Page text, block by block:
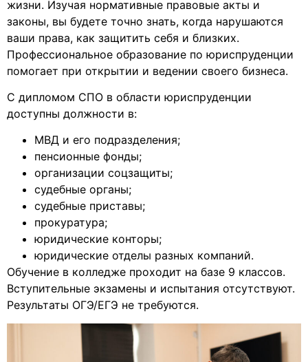
жизни. Изучая нормативные правовые акты и
законы, вы будете точно знать, когда нарушаются
ваши права, как защитить себя и близких.
Профессиональное образование по юриспруденции
помогает при открытии и ведении своего бизнеса.
С дипломом СПО в области юриспруденции
доступны должности в:
МВД и его подразделения;
пенсионные фонды;
организации соцзащиты;
судебные органы;
судебные приставы;
прокуратура;
юридические конторы;
юридические отделы разных компаний.
Обучение в колледже проходит на базе 9 классов.
Вступительные экзамены и испытания отсутствуют.
Результаты ОГЭ/ЕГЭ не требуются.